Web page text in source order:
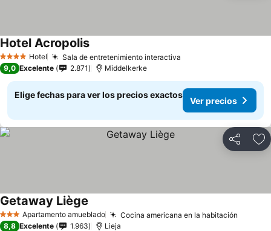
4 EstrellasHotel Sala de entretenimiento interactiva
Hotel Acropolis
9,0 Excelente 2.871 Middelkerke
Elige fechas para ver los precios exactos
Ver precios
Compartir
3 EstrellasApartamento amueblado Cocina americana en la habitación
Getaway Liège
8,8 Excelente 1.963 Lieja